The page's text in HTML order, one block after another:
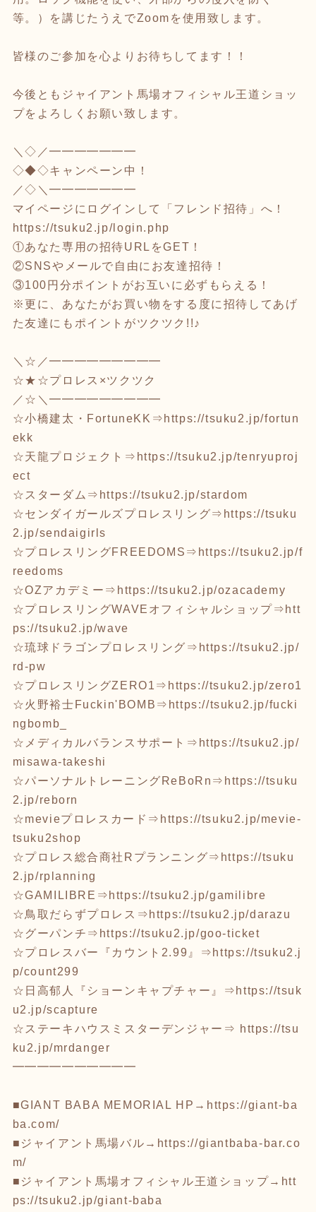
等。）を講じたうえでZoomを使用致します。
皆様のご参加を心よりお待ちしてます！！
今後ともジャイアント馬場オフィシャル王道ショッ
プをよろしくお願い致します。
＼◇／━━━━━━━
◇◆◇キャンペーン中！
／◇＼━━━━━━━
マイページにログインして「フレンド招待」へ！
https://tsuku2.jp/login.php
①あなた専用の招待URLをGET！
②SNSやメールで自由にお友達招待！
③100円分ポイントがお互いに必ずもらえる！
※更に、あなたがお買い物をする度に招待してあげ
た友達にもポイントがツクツク!!♪
＼☆／━━━━━━━━━
☆★☆プロレス×ツクツク
／☆＼━━━━━━━━━
☆小橋建太・FortuneKK⇒ https://tsuku2.jp/fortun
ekk
☆天龍プロジェクト⇒ https://tsuku2.jp/tenryuproj
ect
☆スターダム⇒ https://tsuku2.jp/stardom
☆センダイガールズプロレスリング⇒ https://tsuku
2.jp/sendaigirls
☆プロレスリングFREEDOMS⇒ https://tsuku2.jp/f
reedoms
☆OZアカデミー⇒ https://tsuku2.jp/ozacademy
☆プロレスリングWAVEオフィシャルショップ⇒ htt
ps://tsuku2.jp/wave
☆琉球ドラゴンプロレスリング⇒ https://tsuku2.jp/
rd-pw
☆プロレスリングZERO1⇒ https://tsuku2.jp/zero1
☆火野裕士Fuckin'BOMB⇒ https://tsuku2.jp/fucki
ngbomb_
☆メディカルバランスサポート⇒ https://tsuku2.jp/
misawa-takeshi
☆パーソナルトレーニングReBoRn⇒ https://tsuku
2.jp/reborn
☆mevieプロレスカード⇒ https://tsuku2.jp/mevie-
tsuku2shop
☆プロレス総合商社Rプランニング⇒ https://tsuku
2.jp/rplanning
☆GAMILIBRE⇒ https://tsuku2.jp/gamilibre
☆鳥取だらずプロレス⇒ https://tsuku2.jp/darazu
☆グーパンチ⇒ https://tsuku2.jp/goo-ticket
☆プロレスバー『カウント2.99』⇒ https://tsuku2.j
p/count299
☆日高郁人『ショーンキャプチャー』⇒ https://tsuk
u2.jp/scapture
☆ステーキハウスミスターデンジャー⇒ https://tsu
ku2.jp/mrdanger
━━━━━━━━━━
■GIANT BABA MEMORIAL HP→ https://giant-ba
ba.com/
■ジャイアント馬場バル→ https://giantbaba-bar.co
m/
■ジャイアント馬場オフィシャル王道ショップ→ htt
ps://tsuku2.jp/giant-baba